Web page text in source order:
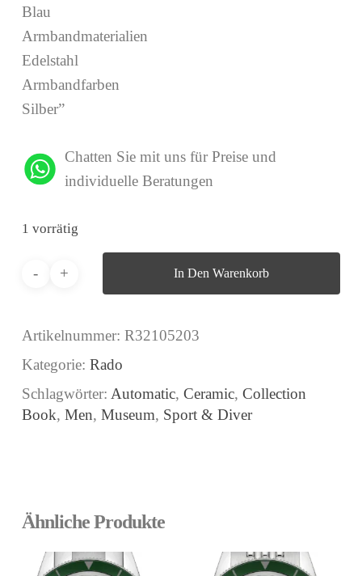
Blau
Armbandmaterialien
Edelstahl
Armbandfarben
Silber”
Chatten Sie mit uns für Preise und
individuelle Beratungen
1 vorrätig
In Den Warenkorb
Artikelnummer: R32105203
Kategorie: Rado
Schlagwörter: Automatic, Ceramic, Collection
Book, Men, Museum, Sport & Diver
Ähnliche Produkte